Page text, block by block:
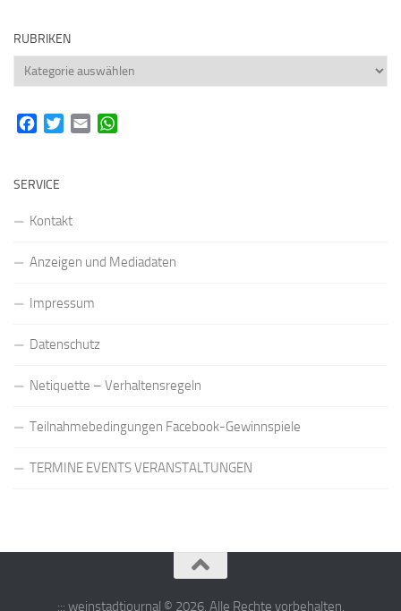
RUBRIKEN
Rubriken
FacebookTwitterEmail
SERVICE
Kontakt
Anzeigen und Mediadaten
Impressum
Datenschutz
Netiquette – Verhaltensregeln
Teilnahmebedingungen Facebook-Gewinnspiele
TERMINE EVENTS VERANSTALTUNGEN
::: weinstadtjournal © 2026. Alle Rechte vorbehalten.